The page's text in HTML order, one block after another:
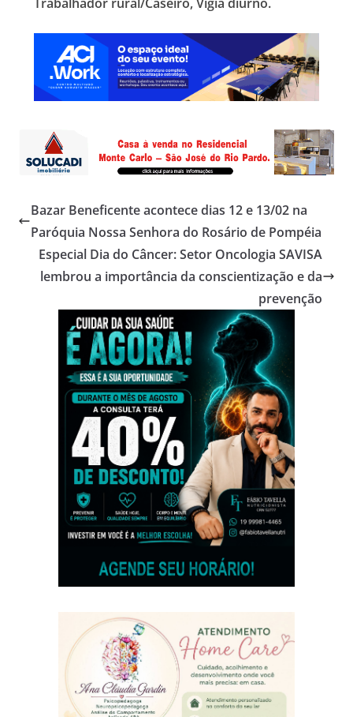
Bazar Beneficente acontece dias 12 e 13/02 na
Paróquia Nossa Senhora do Rosário de Pompéia
Especial Dia do Câncer: Setor Oncologia SAVISA
lembrou a importância da conscientização e da
prevenção